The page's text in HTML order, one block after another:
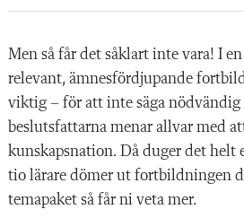
Men så får det såklart inte vara! I
relevant, ämnesför­djupande
viktig – för att inte säga
beslutsfattarna menar allvar med
kunskapsnation. Då ­duger det helt
tio lärare dömer ut fortbildningen
temapaket så får ni veta mer.